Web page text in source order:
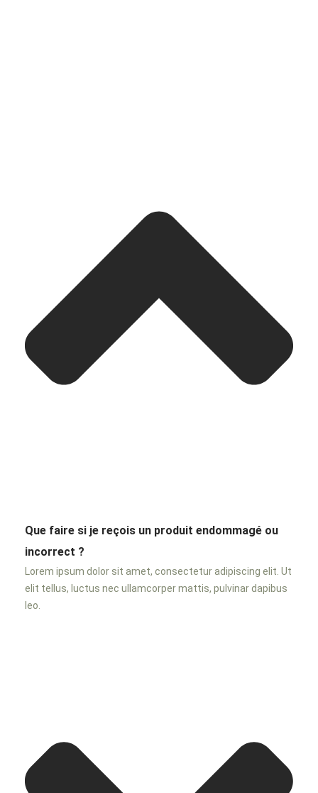
Que faire si je reçois un produit endommagé ou
incorrect ?
Lorem ipsum dolor sit amet, consectetur adipiscing elit. Ut
elit tellus, luctus nec ullamcorper mattis, pulvinar dapibus
leo.